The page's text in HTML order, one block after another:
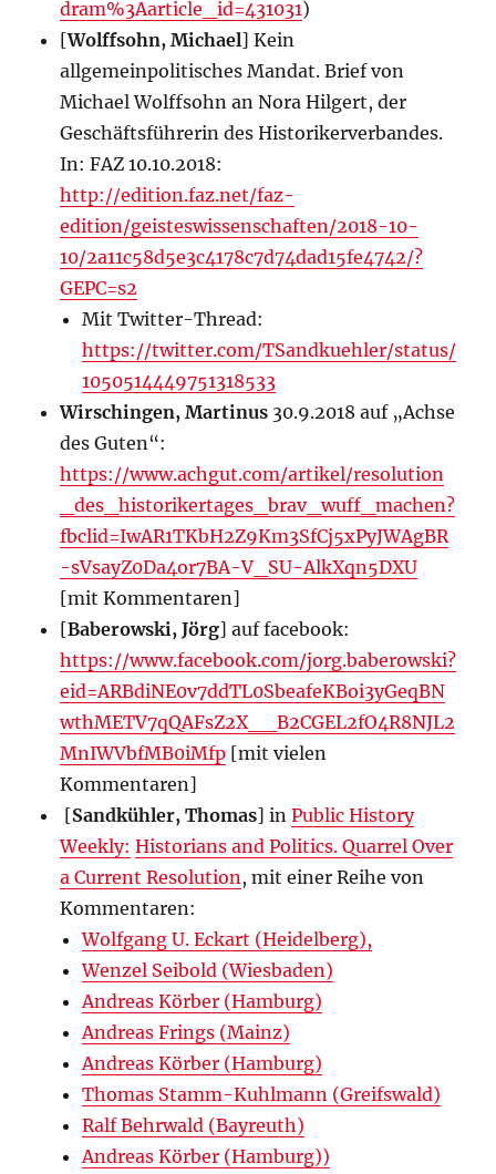
dram%3Aarticle_id=431031)
[Wolffsohn, Michael] Kein
allgemeinpolitisches Mandat. Brief von
Michael Wolffsohn an Nora Hilgert, der
Geschäftsführerin des Historikerverbandes.
In: FAZ 10.10.2018:
http://edition.faz.net/faz-
edition/geisteswissenschaften/2018-10-
10/2a11c58d5e3c4178c7d74dad15fe4742/?
GEPC=s2
Mit Twitter-Thread:
https://twitter.com/TSandkuehler/status/
1050514449751318533
Wirschingen, Martinus 30.9.2018 auf „Achse
des Guten“:
https://www.achgut.com/artikel/resolution
_des_historikertages_brav_wuff_machen?
fbclid=IwAR1TKbH2Z9Km3SfCj5xPyJWAgBR
-sVsayZ0Da4or7BA-V_SU-AlkXqn5DXU
[mit Kommentaren]
[Baberowski, Jörg] auf facebook:
https://www.facebook.com/jorg.baberowski?
eid=ARBdiNE0v7ddTL0SbeafeKBoi3yGeqBN
wthMETV7qQAFsZ2X__B2CGEL2fO4R8NJL2
MnIWVbfMB0iMfp [mit vielen
Kommentaren]
[Sandkühler, Thomas] inPublic History
Weekly: Historians and Politics. Quarrel Over
a Current Resolution, mit einer Reihe von
Kommentaren:
Wolfgang U. Eckart (Heidelberg),
Wenzel Seibold (Wiesbaden)
Andreas Körber (Hamburg)
Andreas Frings (Mainz)
Andreas Körber (Hamburg)
Thomas Stamm-Kuhlmann (Greifswald)
Ralf Behrwald (Bayreuth)
Andreas Körber (Hamburg))